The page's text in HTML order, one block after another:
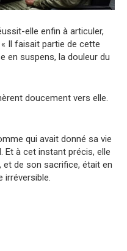
elle enfin à articuler,
Il faisait partie de cette
en suspens, la douleur du
doucement vers elle.
qui avait donné sa vie
Et à cet instant précis, elle
de son sacrifice, était en
irréversible.